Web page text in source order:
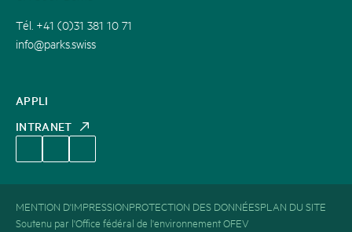
APPLI
INTRANET
Tél. +41 (0)31 381 10 71
info@parks.swiss
MENTION D'IMPRESSIONPROTECTION DES DONNÉESPLAN DU SITE
Soutenu par l'Office fédéral de l'environnement OFEV